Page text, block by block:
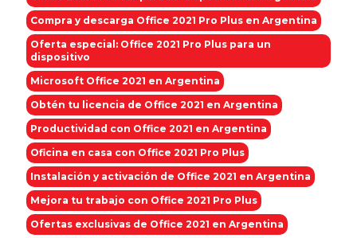
Compra y descarga Office 2021 Pro Plus en Argentina
Oferta especial: Office 2021 Pro Plus para un
dispositivo
Microsoft Office 2021 en Argentina
Obtén tu licencia de Office 2021 en Argentina
Productividad con Office 2021 en Argentina
Oficina en casa con Office 2021 Pro Plus
Instalación y activación de Office 2021 en Argentina
Mejora tu trabajo con Office 2021 Pro Plus
Ofertas exclusivas de Office 2021 en Argentina